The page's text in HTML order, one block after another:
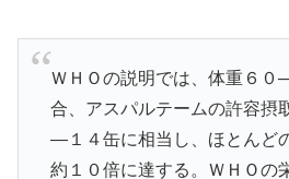
ＷＨＯの説明では、体重６０
合、アスパルテームの許容摂
―１４缶に相当し、ほとんど
約１０倍に達する。ＷＨＯの